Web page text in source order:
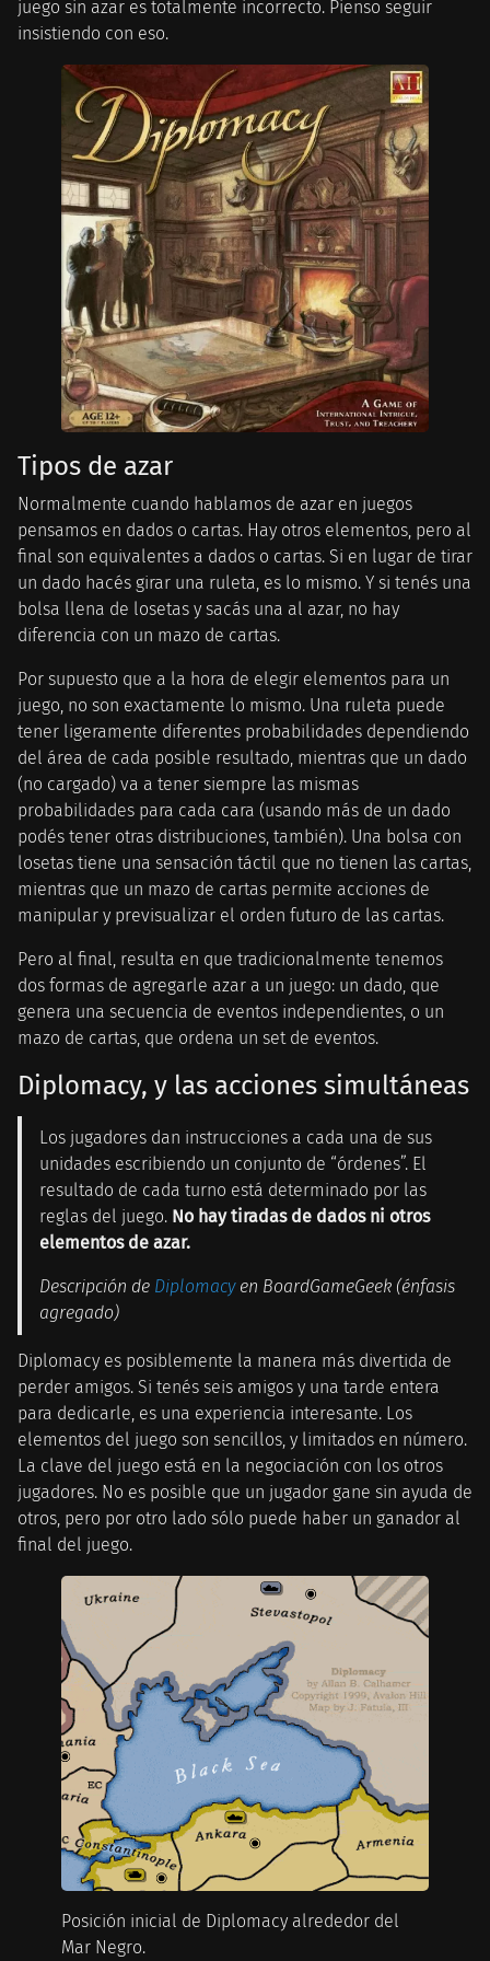
juego sin azar es totalmente incorrecto. Pienso seguir
insistiendo con eso.
Tipos de azar
Normalmente cuando hablamos de azar en juegos
pensamos en dados o cartas. Hay otros elementos, pero al
final son equivalentes a dados o cartas. Si en lugar de tirar
un dado hacés girar una ruleta, es lo mismo. Y si tenés una
bolsa llena de losetas y sacás una al azar, no hay
diferencia con un mazo de cartas.
Por supuesto que a la hora de elegir elementos para un
juego, no son exactamente lo mismo. Una ruleta puede
tener ligeramente diferentes probabilidades dependiendo
del área de cada posible resultado, mientras que un dado
(no cargado) va a tener siempre las mismas
probabilidades para cada cara (usando más de un dado
podés tener otras distribuciones, también). Una bolsa con
losetas tiene una sensación táctil que no tienen las cartas,
mientras que un mazo de cartas permite acciones de
manipular y previsualizar el orden futuro de las cartas.
Pero al final, resulta en que tradicionalmente tenemos
dos formas de agregarle azar a un juego: un dado, que
genera una secuencia de eventos independientes, o un
mazo de cartas, que ordena un set de eventos.
Diplomacy, y las acciones simultáneas
Los jugadores dan instrucciones a cada una de sus
unidades escribiendo un conjunto de “órdenes”. El
resultado de cada turno está determinado por las
reglas del juego. No hay tiradas de dados ni otros
elementos de azar.
Descripción de Diplomacyen BoardGameGeek (énfasis
agregado)
Diplomacy es posiblemente la manera más divertida de
perder amigos. Si tenés seis amigos y una tarde entera
para dedicarle, es una experiencia interesante. Los
elementos del juego son sencillos, y limitados en número.
La clave del juego está en la negociación con los otros
jugadores. No es posible que un jugador gane sin ayuda de
otros, pero por otro lado sólo puede haber un ganador al
final del juego.
Posición inicial de Diplomacy alrededor del
Mar Negro.